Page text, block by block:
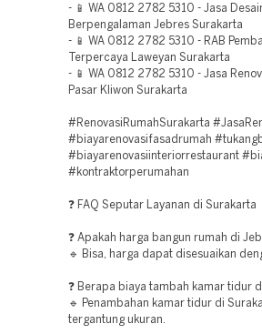
- 📱 WA 0812 2782 5310 - Jasa
Berpengalaman Jebres Surakarta
- 📱 WA 0812 2782 5310 - RAB
Terpercaya Laweyan Surakarta
- 📱 WA 0812 2782 5310 - Jasa
Pasar Kliwon Surakarta
#RenovasiRumahSurakarta
#biayarenovasifasadrumah
#biayarenovasiinteriorrestaurant
#kontraktorperumahan
❓ FAQ Seputar Layanan di Surakarta
❓ Apakah harga bangun rumah di
🔹 Bisa, harga dapat disesuaikan
❓ Berapa biaya tambah kamar tidur
🔹 Penambahan kamar tidur di
tergantung ukuran.